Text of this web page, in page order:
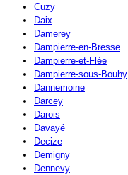
Cuzy
Daix
Damerey
Dampierre-en-Bresse
Dampierre-et-Flée
Dampierre-sous-Bouhy
Dannemoine
Darcey
Darois
Davayé
Decize
Demigny
Dennevy